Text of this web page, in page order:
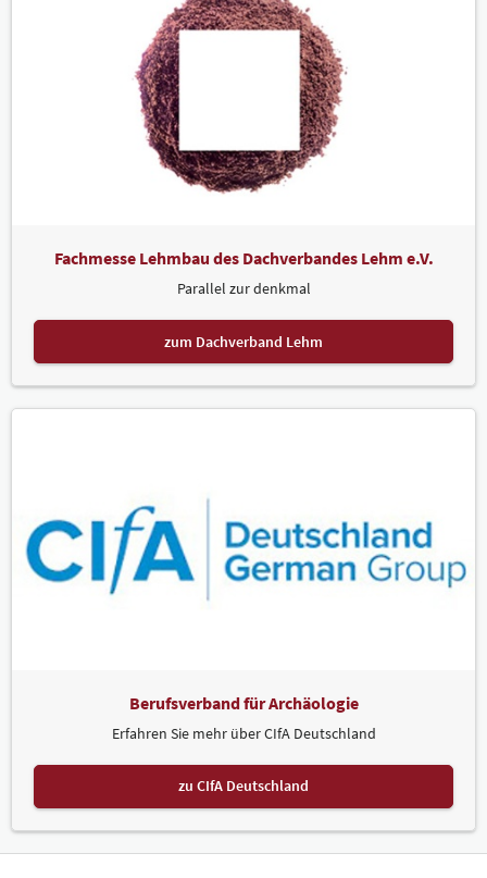
Fachmesse Lehmbau des Dachverbandes Lehm e.V.
Parallel zur denkmal
zum Dachverband Lehm
Berufsverband für Archäologie
Erfahren Sie mehr über CIfA Deutschland
zu CIfA Deutschland